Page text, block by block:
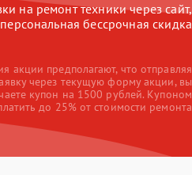
на ремонт техники через сайт,
бессрочная скидка
акции предполагают, что отправляя
через текущую форму акции, вы
купон на 1500 рублей. Купоном
до 25% от стоимости ремонта